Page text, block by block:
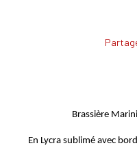
Brassière
En Lycra sublimé avec